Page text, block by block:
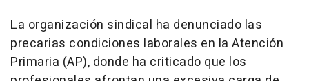
La organización sindical ha denunciado las
precarias condiciones laborales en la Atención
Primaria (AP), donde ha criticado que los